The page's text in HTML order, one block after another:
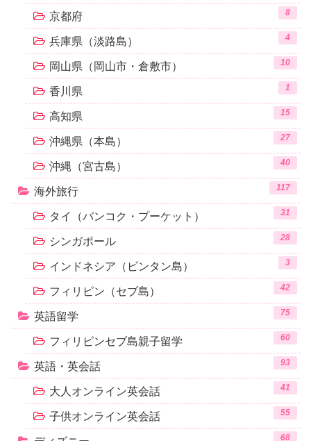
京都府 8
兵庫県（淡路島） 4
岡山県（岡山市・倉敷市） 10
香川県 1
高知県 15
沖縄県（本島） 27
沖縄（宮古島） 40
海外旅行 117
タイ（バンコク・プーケット） 31
シンガポール 28
インドネシア（ビンタン島） 3
フィリピン（セブ島） 42
英語留学 75
フィリピンセブ島親子留学 60
英語・英会話 93
大人オンライン英会話 41
子供オンライン英会話 55
68